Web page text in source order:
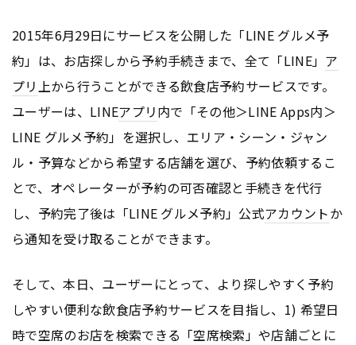
2015年6月29日にサービスを公開した「LINE グルメ予
約」は、お店探しから予約手続きまで、全て「LINE」 ア
プリ上から行うことができる飲食店予約サービスです。
ユーザーは、LINEアプリ内で「その他＞LINE Apps内＞
LINE グルメ予約」を選択し、エリア・シーン・ジャン
ル・予算などから希望する店舗を選び、予約依頼するこ
とで、オペレーターが予約の可否確認と手続きを代行
し、予約完了後は「LINE グルメ予約」公式アカウントか
ら通知を受け取ることができます。
そして、本日、ユーザーにとって、より探しやすく予約
しやすい便利な飲食店予約サービスを目指し、1) 希望日
時で空席のお店を検索できる「空席検索」や店舗ごとに